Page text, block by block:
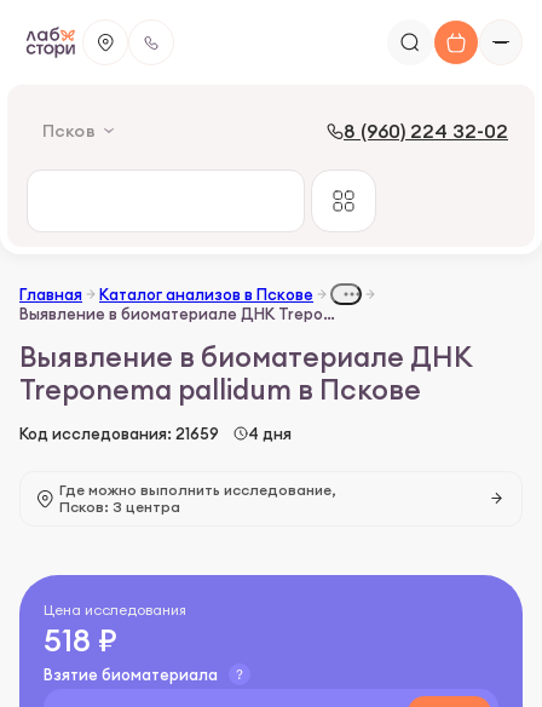
Псков 8 (960) 224 32-02
Главная
Каталог анализов в Пскове
Выявление в биоматериале ДНК Treponema pallidum
Выявление в биоматериале ДНК
Treponema pallidum в Пскове
Код исследования: 21659 4 дня
Где можно выполнить исследование,
Псков: 3 центра
Цена исследования
518 ₽
Взятие биоматериала